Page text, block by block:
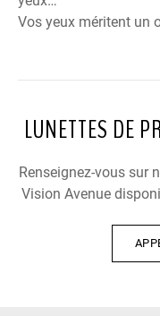
Vos yeux méritent un
LUNETTES DE
Renseignez-vous sur
Vision Avenue